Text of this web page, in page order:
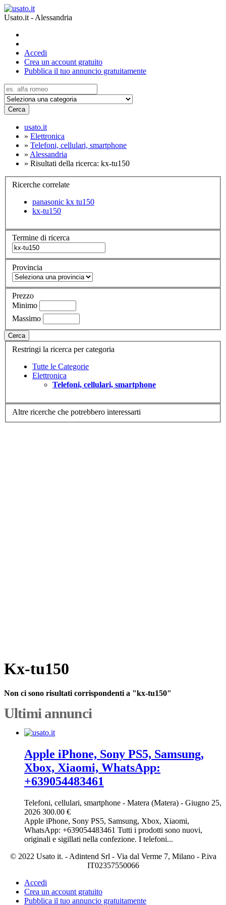
Usato.it - Alessandria
Accedi
Crea un account gratuito
Pubblica il tuo annuncio gratuitamente
Cerca
usato.it
» Elettronica
» Telefoni, cellulari, smartphone
» Alessandria
» Risultati della ricerca: kx-tu150
Ricerche correlate
panasonic kx tu150
kx-tu150
Termine di ricerca
Provincia
Prezzo
Minimo
Massimo
Cerca
Restringi la ricerca per categoria
Tutte le Categorie
Elettronica
Telefoni, cellulari, smartphone
Altre ricerche che potrebbero interessarti
Kx-tu150
Non ci sono risultati corrispondenti a "kx-tu150"
Ultimi annunci
Apple iPhone, Sony PS5, Samsung,
Xbox, Xiaomi, WhatsApp:
+639054483461
Telefoni, cellulari, smartphone - Matera (Matera) - Giugno 25,
2026 300.00 €
Apple iPhone, Sony PS5, Samsung, Xbox, Xiaomi,
WhatsApp: +639054483461 Tutti i prodotti sono nuovi,
originali e sigillati nella confezione. I telefoni...
© 2022 Usato it. - Adintend Srl - Via dal Verme 7, Milano - P.iva
IT02357550066
Accedi
Crea un account gratuito
Pubblica il tuo annuncio gratuitamente